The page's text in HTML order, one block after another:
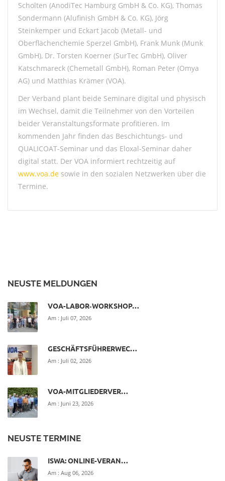
Scholten (AnodiTec Hamburg GmbH & Co. KG), Thomas
Sondermann (Alufinish GmbH & Co. KG), Jörg
Steinkemper und Eckart Jacob (Metall- und
Oberflächenchemie Sperzel GmbH), Frank Munk (Munk
GmbH), Dr. Torsten Koerner (SurTec GmbH), Oliver
Katschmareck (Chemetall GmbH), Roman Peter (Omya
AG) und Matthias Krämer (VOA).
Der Verband plant beide Seminare digital und physisch
im Wechsel, damit die Teilnehmer von den Vorteilen
beider Veranstaltungsformate profitieren. Im
kommenden Jahr finden das Beschichtungs- und
QUALICOAT-Seminar und das Eloxal-Seminar daher
digital statt. Der VOA informiert rechtzeitig auf
www.voa.de sowie in den sozialen Netzwerken über die
Termine.
NEUSTE MELDUNGEN
VOA-LABOR‑WORKSHOP…
Am : Juli 07, 2026
GESCHÄFTSFÜHRERWEC…
Am : Juli 02, 2026
VOA-MITGLIEDERVER…
Am : Juni 23, 2026
NEUSTE TERMINE
ISWA: ONLINE-VERAN…
Am : Aug 06, 2026